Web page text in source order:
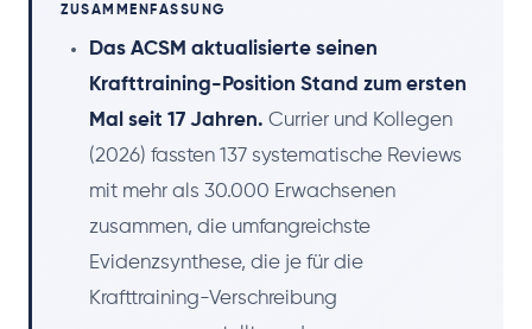
ZUSAMMENFASSUNG
Das ACSM aktualisierte seinen
Krafttraining-Position Stand zum ersten
Mal seit 17 Jahren. Currier und Kollegen
(2026) fassten 137 systematische Reviews
mit mehr als 30.000 Erwachsenen
zusammen, die umfangreichste
Evidenzsynthese, die je für die
Krafttraining-Verschreibung